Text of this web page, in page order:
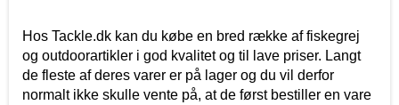
Hos Tackle.dk kan du købe en bred række af fiskegrej
og outdoorartikler i god kvalitet og til lave priser. Langt
de fleste af deres varer er på lager og du vil derfor
normalt ikke skulle vente på, at de først bestiller en vare